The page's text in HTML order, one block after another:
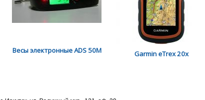
Весы электронные ADS 50M Garmin eTrex 20x